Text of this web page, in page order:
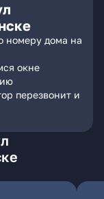
номеру дома на
окне
перезвонит и